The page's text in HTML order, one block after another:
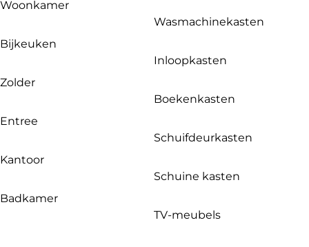
Woonkamer
Bijkeuken
Zolder
Entree
Kantoor
Badkamer
Wasmachinekasten
Inloopkasten
Boekenkasten
Schuifdeurkasten
Schuine kasten
TV-meubels